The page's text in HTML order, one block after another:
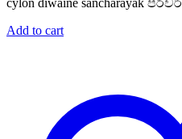
Rs. 900.
cylon diwaine sancharayak
Add to cart